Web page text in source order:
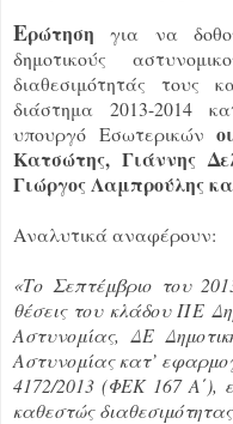
Ερώτηση για να
δημοτικούς
διαθεσιμότητάς τους
διάστημα 2013-2014
υπουργό Εσωτερικών
Κατσώτης, Γιάννης
Γιώργος Λαμπρούλης
Αναλυτικά αναφέρουν:
«Το Σεπτέμβριο του
θέσεις του κλάδου ΠΕ
Αστυνομίας, ΔΕ
Αστυνομίας κατ’
4172/2013 (ΦΕΚ 167 Α΄),
καθεστώς